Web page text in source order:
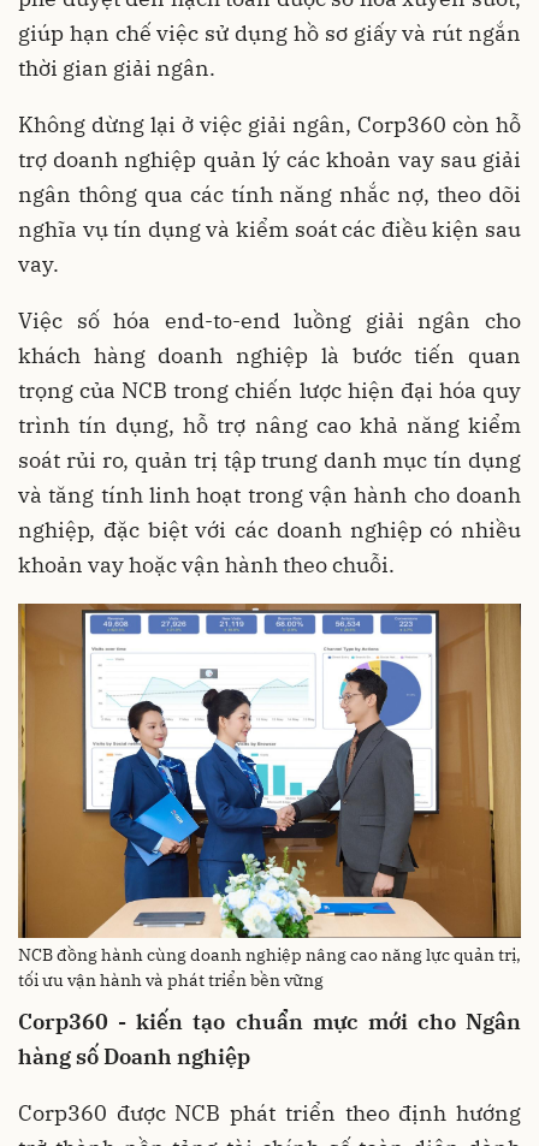
giúp hạn chế việc sử dụng hồ sơ giấy và rút ngắn
thời gian giải ngân.
Không dừng lại ở việc giải ngân, Corp360 còn hỗ
trợ doanh nghiệp quản lý các khoản vay sau giải
ngân thông qua các tính năng nhắc nợ, theo dõi
nghĩa vụ tín dụng và kiểm soát các điều kiện sau
vay.
Việc số hóa end-to-end luồng giải ngân cho
khách hàng doanh nghiệp là bước tiến quan
trọng của NCB trong chiến lược hiện đại hóa quy
trình tín dụng, hỗ trợ nâng cao khả năng kiểm
soát rủi ro, quản trị tập trung danh mục tín dụng
và tăng tính linh hoạt trong vận hành cho doanh
nghiệp, đặc biệt với các doanh nghiệp có nhiều
khoản vay hoặc vận hành theo chuỗi.
NCB đồng hành cùng doanh nghiệp nâng cao năng lực quản trị,
tối ưu vận hành và phát triển bền vững
Corp360 - kiến tạo chuẩn mực mới cho Ngân
hàng số Doanh nghiệp
Corp360 được NCB phát triển theo định hướng